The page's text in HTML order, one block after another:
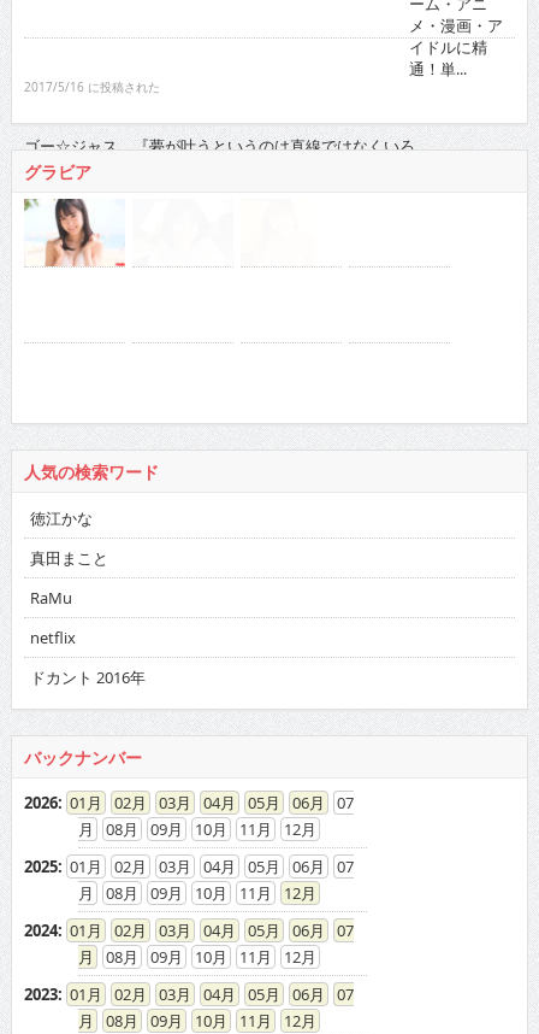
ゴー☆ジャス 『夢が叶うというのは直線ではなくい
ろ...
2021/11/16 に投稿された
グラビア
人気の検索ワード
徳江かな
真田まこと
RaMu
netflix
ドカント 2016年
バックナンバー
2026: 01 02 03 04 05 06
07
08
09 10 11
12
2025: 01 02 03 04 05 06
07
08
09 10 11
12
2024: 01 02 03 04 05 06
07
08
09 10 11
12
2023: 01 02 03 04 05 06
07
08
09 10 11
12